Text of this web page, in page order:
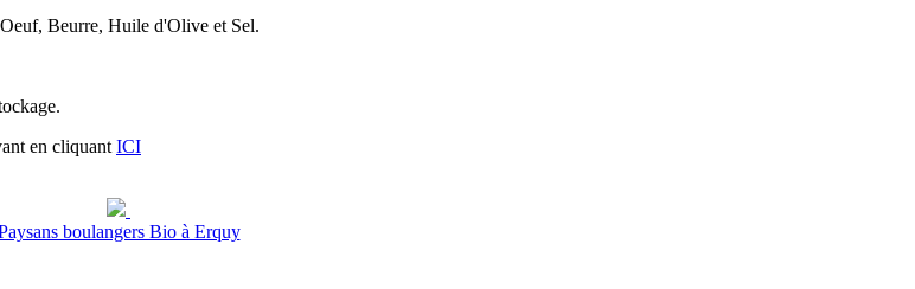
Beurre, Huile d'Olive et Sel.
en cliquant ICI
boulangers Bio à Erquy